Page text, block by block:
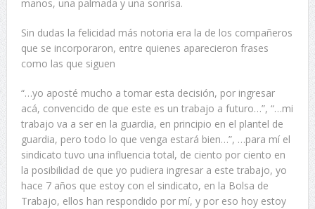
manos, una palmada y una sonrisa.
Sin dudas la felicidad más notoria era la de los compañeros
que se incorporaron, entre quienes aparecieron frases
como las que siguen
“…yo aposté mucho a tomar esta decisión, por ingresar
acá, convencido de que este es un trabajo a futuro…”, “…mi
trabajo va a ser en la guardia, en principio en el plantel de
guardia, pero todo lo que venga estará bien…”, …para mí el
sindicato tuvo una influencia total, de ciento por ciento en
la posibilidad de que yo pudiera ingresar a este trabajo, yo
hace 7 años que estoy con el sindicato, en la Bolsa de
Trabajo, ellos han respondido por mí, y por eso hoy estoy